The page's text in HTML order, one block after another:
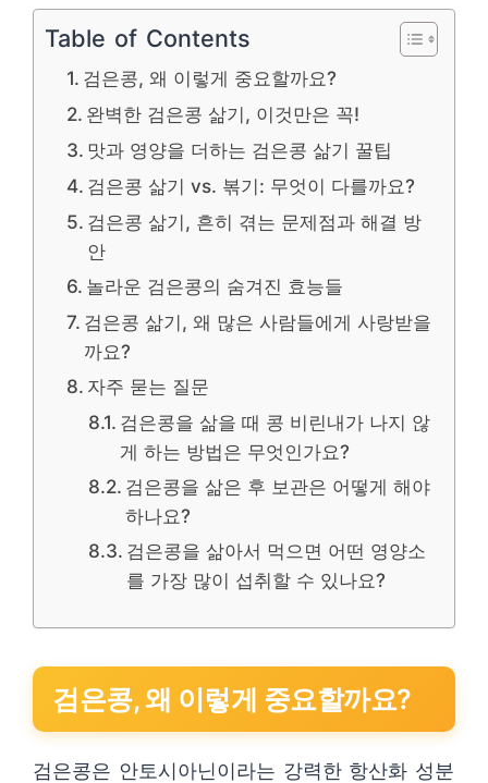
Table of Contents
검은콩, 왜 이렇게 중요할까요?
완벽한 검은콩 삶기, 이것만은 꼭!
맛과 영양을 더하는 검은콩 삶기 꿀팁
검은콩 삶기 vs. 볶기: 무엇이 다를까요?
검은콩 삶기, 흔히 겪는 문제점과 해결 방
안
놀라운 검은콩의 숨겨진 효능들
검은콩 삶기, 왜 많은 사람들에게 사랑받을
까요?
자주 묻는 질문
검은콩을 삶을 때 콩 비린내가 나지 않
게 하는 방법은 무엇인가요?
검은콩을 삶은 후 보관은 어떻게 해야
하나요?
검은콩을 삶아서 먹으면 어떤 영양소
를 가장 많이 섭취할 수 있나요?
검은콩, 왜 이렇게 중요할까요?
검은콩은 안토시아닌이라는 강력한 항산화 성분